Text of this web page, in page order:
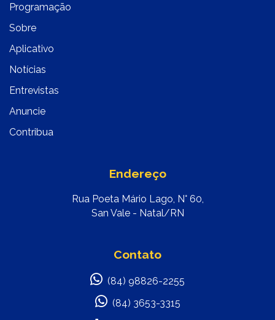
Programação
Sobre
Aplicativo
Notícias
Entrevistas
Anuncie
Contribua
Endereço
Rua Poeta Mário Lago, N° 60,
San Vale - Natal/RN
Contato
(84) 98826-2255
(84) 3653-3315